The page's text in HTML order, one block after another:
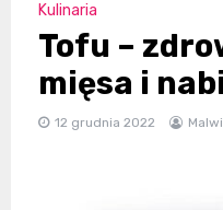
Kulinaria
Tofu –
mięsa i
12 grudnia 2022